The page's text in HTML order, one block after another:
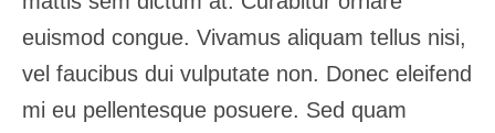
euismod congue. Vivamus aliquam tellus nisi,
vel faucibus dui vulputate non. Donec eleifend
mi eu pellentesque posuere. Sed quam